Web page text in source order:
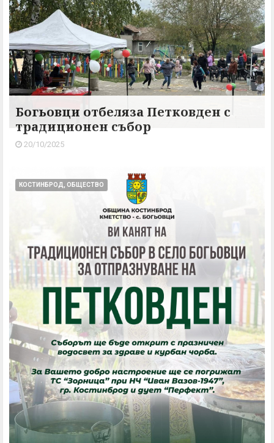
Богьовци отбеляза Петковден с
традиционен събор
20/10/2025
КОСТИНБРОД, ОБЩЕСТВО